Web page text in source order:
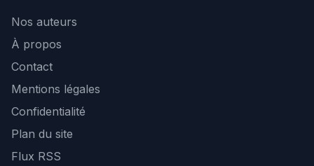
Nos auteurs
À propos
Contact
Mentions légales
Confidentialité
Plan du site
Flux RSS